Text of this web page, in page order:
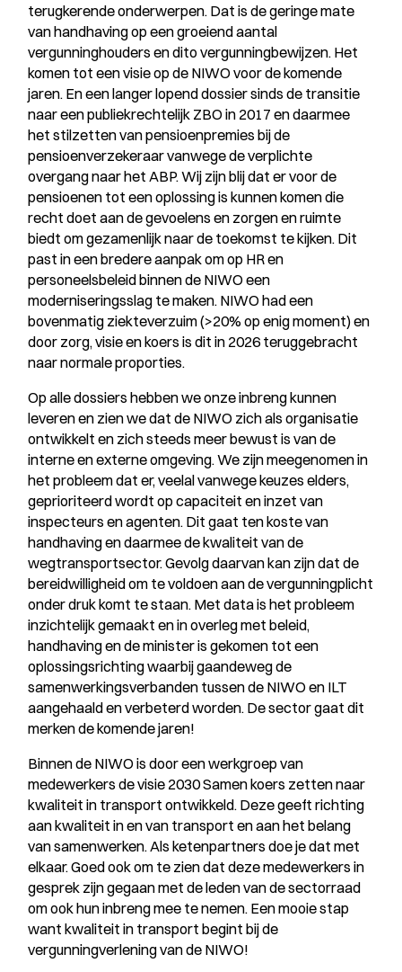
terugkerende onderwerpen. Dat is de geringe mate
van handhaving op een groeiend aantal
vergunninghouders en dito vergunningbewijzen. Het
komen tot een visie op de NIWO voor de komende
jaren. En een langer lopend dossier sinds de transitie
naar een publiekrechtelijk ZBO in 2017 en daarmee
het stilzetten van pensioenpremies bij de
pensioenverzekeraar vanwege de verplichte
overgang naar het ABP. Wij zijn blij dat er voor de
pensioenen tot een oplossing is kunnen komen die
recht doet aan de gevoelens en zorgen en ruimte
biedt om gezamenlijk naar de toekomst te kijken. Dit
past in een bredere aanpak om op HR en
personeelsbeleid binnen de NIWO een
moderniseringsslag te maken. NIWO had een
bovenmatig ziekteverzuim (>20% op enig moment) en
door zorg, visie en koers is dit in 2026 teruggebracht
naar normale proporties.
Op alle dossiers hebben we onze inbreng kunnen
leveren en zien we dat de NIWO zich als organisatie
ontwikkelt en zich steeds meer bewust is van de
interne en externe omgeving. We zijn meegenomen in
het probleem dat er, veelal vanwege keuzes elders,
geprioriteerd wordt op capaciteit en inzet van
inspecteurs en agenten. Dit gaat ten koste van
handhaving en daarmee de kwaliteit van de
wegtransportsector. Gevolg daarvan kan zijn dat de
bereidwilligheid om te voldoen aan de vergunningplicht
onder druk komt te staan. Met data is het probleem
inzichtelijk gemaakt en in overleg met beleid,
handhaving en de minister is gekomen tot een
oplossingsrichting waarbij gaandeweg de
samenwerkingsverbanden tussen de NIWO en ILT
aangehaald en verbeterd worden. De sector gaat dit
merken de komende jaren!
Binnen de NIWO is door een werkgroep van
medewerkers de visie 2030 Samen koers zetten naar
kwaliteit in transport ontwikkeld. Deze geeft richting
aan kwaliteit in en van transport en aan het belang
van samenwerken. Als ketenpartners doe je dat met
elkaar. Goed ook om te zien dat deze medewerkers in
gesprek zijn gegaan met de leden van de sectorraad
om ook hun inbreng mee te nemen. Een mooie stap
want kwaliteit in transport begint bij de
vergunningverlening van de NIWO!